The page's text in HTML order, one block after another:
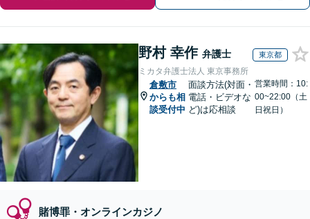
野村 幸作 弁護士 東京都
ミカタ弁護士法人 東京事務所
倉敷市
からも相
談受付中
面談方法(対面・
電話・ビデオな
ど)は応相談
営業時間：10:
00~22:00（土
日祝日）
賭博罪・オンラインカジノ